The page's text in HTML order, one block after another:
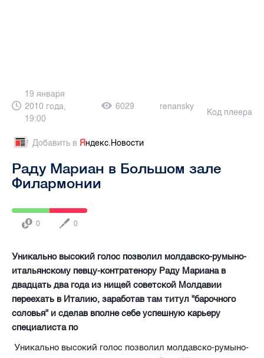
19 января
2010 года,
19:00
6029 renansky
Код плеера
Добавить в Яндекс.Новости
Раду Мариан в Большом зале
Филармонии
0 0
Уникально высокий голос позволил молдавско-румыно-
итальянскому певцу-контратенору Раду Мариана в
двадцать два года из нищей советской Молдавии
переехать в Италию, заработав там титул "барочного
соловья" и сделав вполне себе успешную карьеру
специалиста по
Уникально высокий голос позволил молдавско-румыно-